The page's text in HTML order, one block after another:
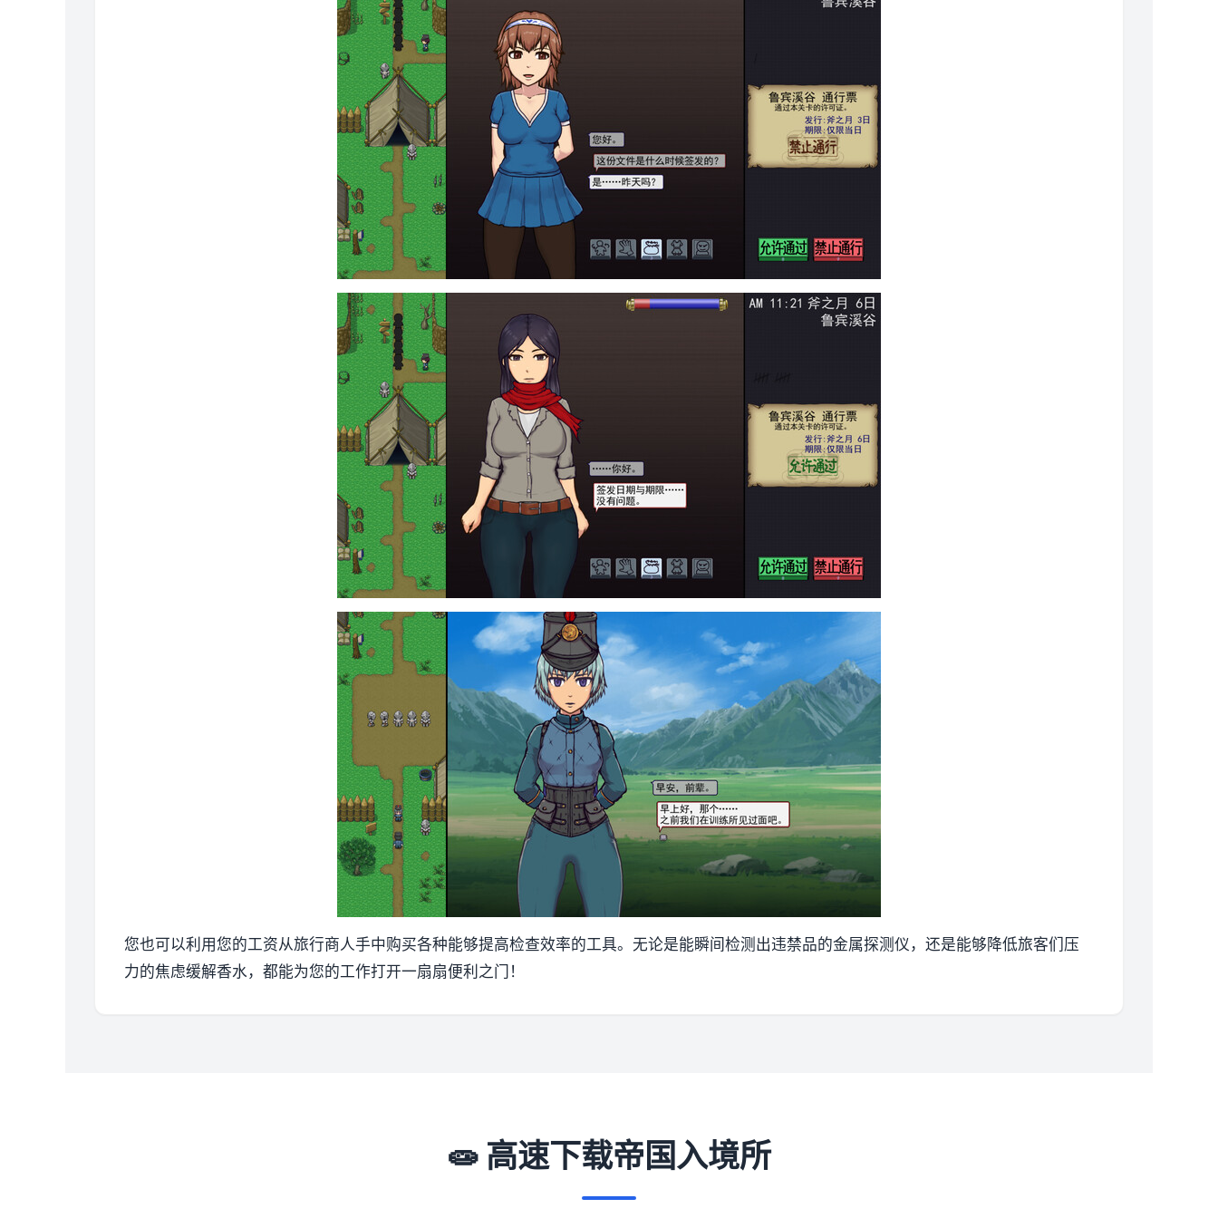
您也可以利用您的工资从旅行商人手中购买各种能够提高检查效率的工具。无论是能瞬间检测出违禁品的金属探测仪，还是能够降低旅客们压
力的焦虑缓解香水，都能为您的工作打开一扇扇便利之门！
🧫 高速下载帝国入境所